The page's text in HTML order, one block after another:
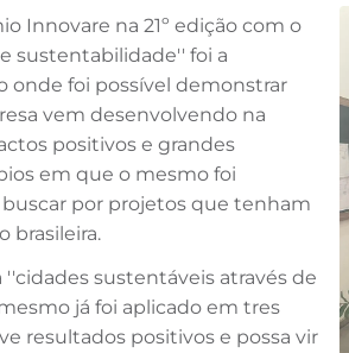
Innovare na 21º edição com o
sustentabilidade'' foi a
onde foi possível demonstrar
vem desenvolvendo na
positivos e grandes
em que o mesmo foi
buscar por projetos que tenham
brasileira.
sustentáveis através de
já foi aplicado em tres
resultados positivos e possa vir